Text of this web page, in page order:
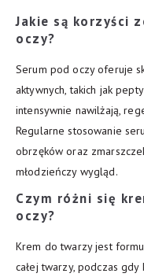
Jakie są korzyści
oczy?
Serum pod oczy oferuje
aktywnych, takich jak
intensywnie nawilżają,
Regularne stosowanie
obrzęków oraz
młodzieńczy wygląd.
Czym różni się
oczy?
Krem do twarzy jest
całej twarzy, podczas